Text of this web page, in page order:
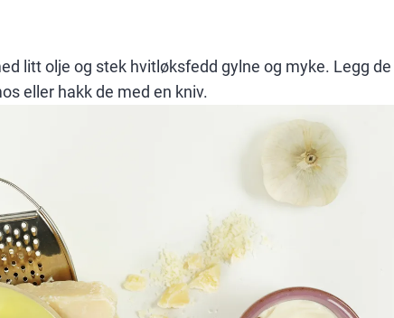
litt olje og stek hvitløksfedd gylne og myke. Legg
eller hakk de med en kniv.